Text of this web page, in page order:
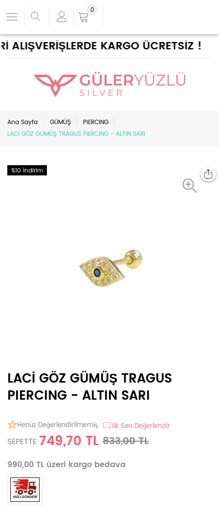
KARGO ÜCRETSİZ !
0
Ana Sayfa GÜMÜŞ
PIERCING
LACİ GÖZ GÜMÜŞ TRAGUS PIERCING - ALTIN SARI
LACİ GÖZ GÜMÜŞ TRAGUS
PIERCING - ALTIN SARI
Henüz Değerlendirilmemiş İlk Sen Değerlendir
SEPETTE 749,70 TL 833,00 TL
990,00 TL üzeri kargo bedava
%10 İndirim